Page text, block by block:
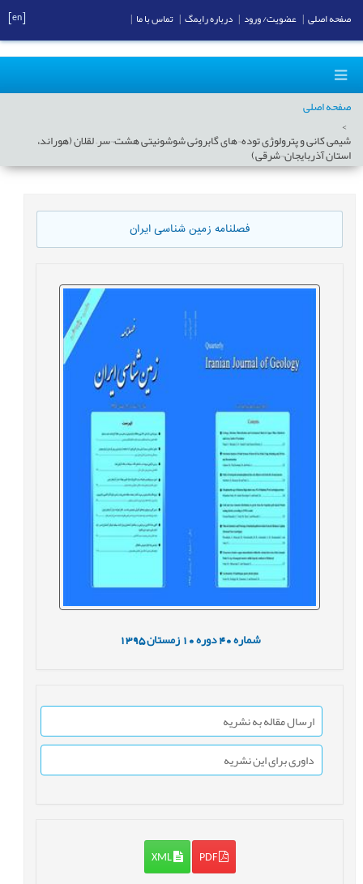
صفحه اصلی
شیمی کانی و پترولوژی توده¬های گابروئی شوشونیتی هشت¬سر– لقلان (هوراند،
استان آذربایجان¬شرقی)
فصلنامه زمین شناسی ایران
شماره40 دوره10 زمستان1395
ارسال مقاله به نشریه
داوری برای این نشریه
PDF
XML
صفحه اصلی عضویت/ ورود درباره رایمگ تماس با ما